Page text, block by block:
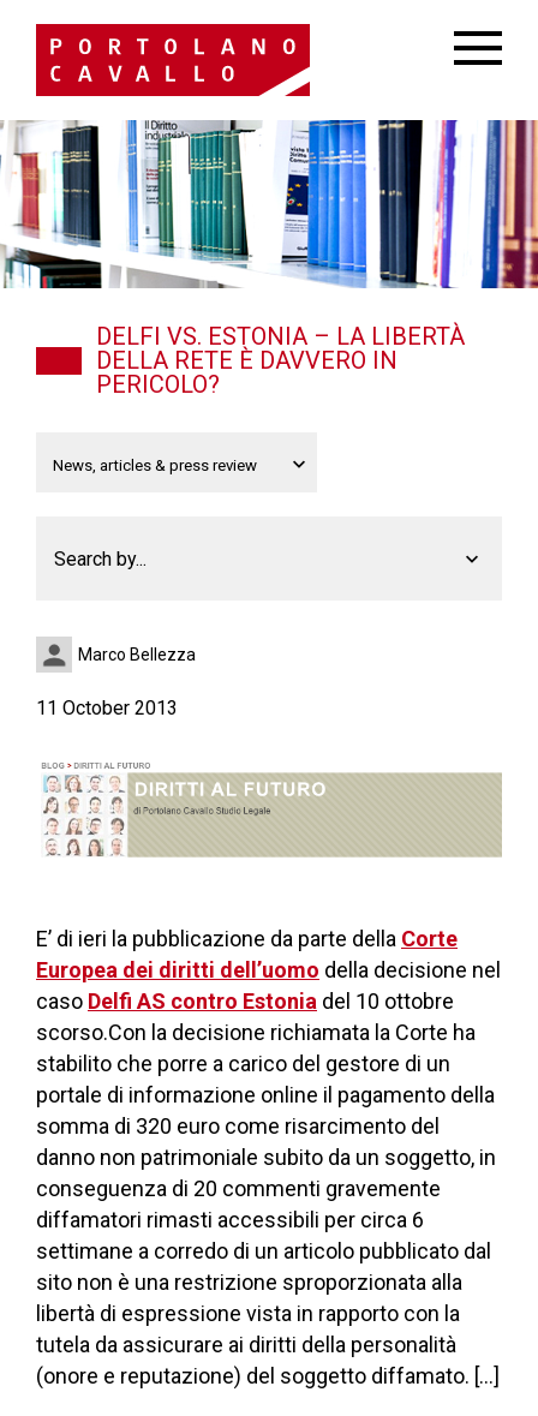
DELFI VS. ESTONIA – LA LIBERTÀ
DELLA RETE È DAVVERO IN
PERICOLO?
Search by...
Marco Bellezza
11 October 2013
E’ di ieri la pubblicazione da parte della Corte
Europea dei diritti dell’uomo della decisione nel
caso Delfi AS contro Estonia del 10 ottobre
scorso.Con la decisione richiamata la Corte ha
stabilito che porre a carico del gestore di un
portale di informazione online il pagamento della
somma di 320 euro come risarcimento del
danno non patrimoniale subito da un soggetto, in
conseguenza di 20 commenti gravemente
diffamatori rimasti accessibili per circa 6
settimane a corredo di un articolo pubblicato dal
sito non è una restrizione sproporzionata alla
libertà di espressione vista in rapporto con la
tutela da assicurare ai diritti della personalità
(onore e reputazione) del soggetto diffamato. […]